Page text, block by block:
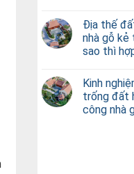
Địa thế
nhà gỗ kẻ
sao thì
Kinh
trống đất
công nhà